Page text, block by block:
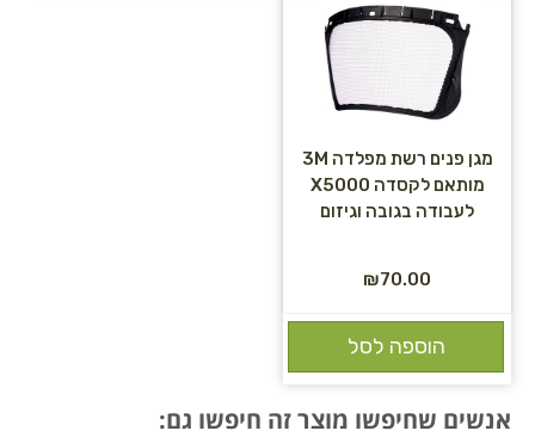
מגן פנים רשת מפלדה 3M
מותאם לקסדה X5000
לעבודה בגובה וגיזום
₪70.00
הוספה לסל
אנשים שחיפשו מוצר זה חיפשו גם: